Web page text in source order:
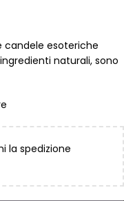
candele esoteriche
naturali, sono
la spedizione